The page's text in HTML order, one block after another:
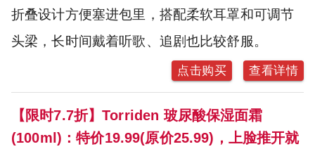
折叠设计方便塞进包里，搭配柔软耳罩和可调节
头梁，长时间戴着听歌、追剧也比较舒服。
点击购买 查看详情
【限时7.7折】Torriden 玻尿酸保湿面霜
(100ml)：特价19.99(原价25.99)，上脸推开就